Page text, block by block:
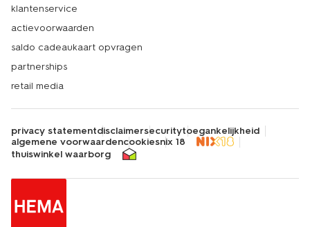
klantenservice
actievoorwaarden
saldo cadeaukaart opvragen
partnerships
retail media
privacy statementdisclaimersecuritytoegankelijkheid
algemene voorwaardencookiesnix 18
thuiswinkel waarborg